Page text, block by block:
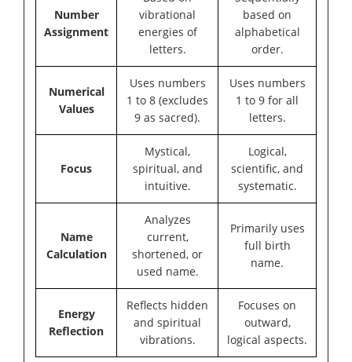
Number
Assignment
vibrational
energies of
letters.
based on
alphabetical
order.
Numerical
Values
Uses numbers
1 to 8 (excludes
9 as sacred).
Uses numbers
1 to 9 for all
letters.
Focus
Mystical,
spiritual, and
intuitive.
Logical,
scientific, and
systematic.
Name
Calculation
Analyzes
current,
shortened, or
used name.
Primarily uses
full birth
name.
Energy
Reflection
Reflects hidden
and spiritual
vibrations.
Focuses on
outward,
logical aspects.